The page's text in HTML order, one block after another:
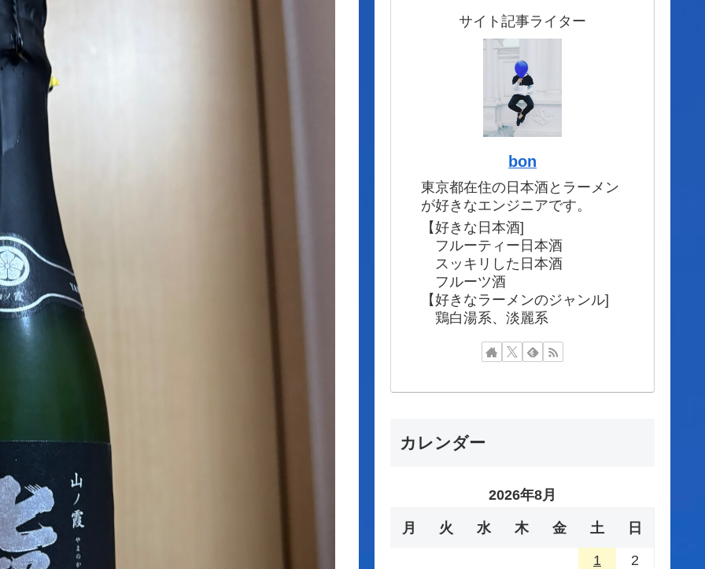
サイト記事ライター
bon
東京都在住の日本酒とラーメン
が好きなエンジニアです。
【好きな日本酒]
フルーティー日本酒
スッキリした日本酒
フルーツ酒
【好きなラーメンのジャンル]
鶏白湯系、淡麗系
カレンダー
2026年8月
月 火 水 木 金 土 日
1
2